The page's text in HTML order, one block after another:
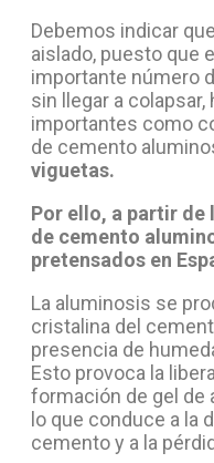
Debemos indicar
aislado, puesto que
importante número
sin llegar a
importantes como
de cemento
viguetas.
Por ello, a partir de
de cemento
pretensados en
La aluminosis se
cristalina del
presencia de
Esto provoca la
formación de gel de
lo que conduce a la
cemento y a la